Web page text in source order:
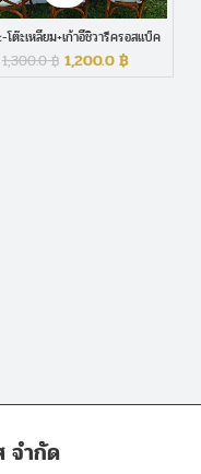
-โต๊ะเหลี่ยม+เก้าอี้ชิวารีครอสแบ็ค
Cross back
1,300.0฿ 1,200.0฿
จำกัด